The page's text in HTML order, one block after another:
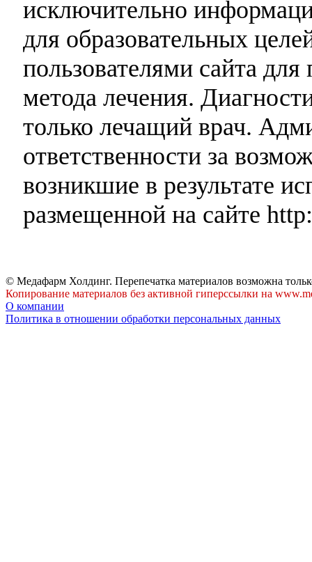
исключительно
для образовательных
пользователями сайта
метода лечения.
только лечащий врач.
ответственности за
возникшие в результате
размещенной на сайте
© Медафарм Холдинг. Перепечатка материалов возможна
Копирование материалов без активной гиперссылки на
О компании
Политика в отношении обработки персональных данных